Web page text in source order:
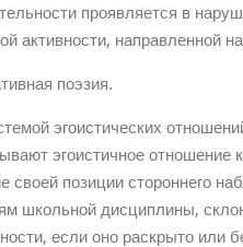
проявляется в
активности, направленной
поэзия.
эгоистических
эгоистичное
своей позиции стороннего
школьной дисциплины,
если оно раскрыто или